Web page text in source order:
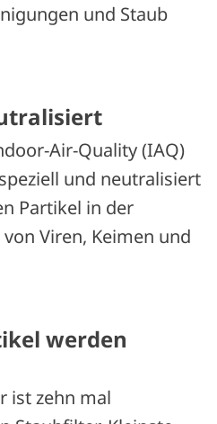
und Staub
Air-Quality (IAQ)
und neutralisiert
Partikel in der
Viren, Keimen und
werden
ist zehn mal